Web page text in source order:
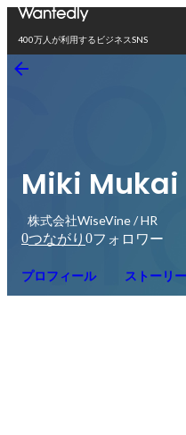
400万人が利用するビジネスSNS
Miki Mukai
株式会社WiseVine / HR
0つながり 0フォロワー
プロフィール ストーリー